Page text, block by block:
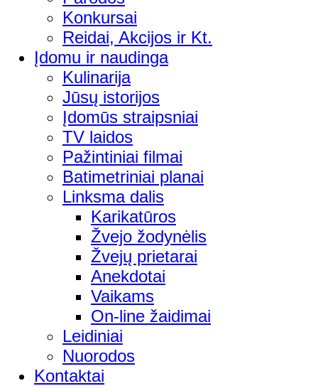
Konkursai
Reidai, Akcijos ir Kt.
Įdomu ir naudinga
Kulinarija
Jūsų istorijos
Įdomūs straipsniai
TV laidos
Pažintiniai filmai
Batimetriniai planai
Linksma dalis
Karikatūros
Žvejo žodynėlis
Žvejų prietarai
Anekdotai
Vaikams
On-line žaidimai
Leidiniai
Nuorodos
Kontaktai